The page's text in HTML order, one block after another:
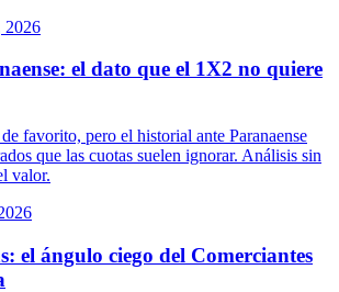
2026
el dato que el 1X2 no quiere
favorito, pero el historial ante Paranaense
que las cuotas suelen ignorar. Análisis sin
valor.
el ángulo ciego del Comerciantes